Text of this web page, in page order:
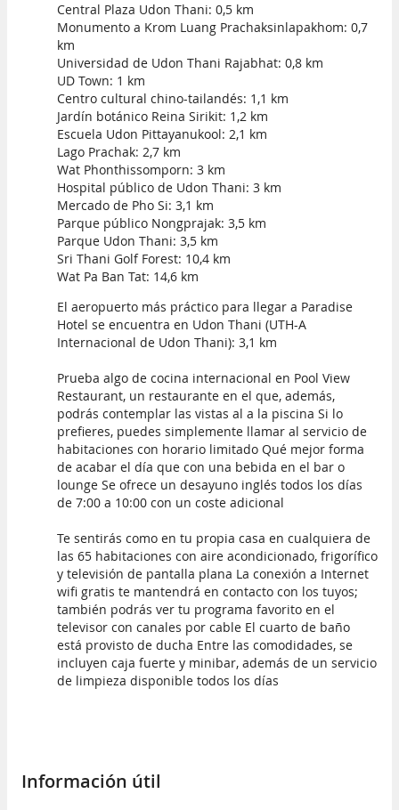
Central Plaza Udon Thani: 0,5 km
Monumento a Krom Luang Prachaksinlapakhom: 0,7
km
Universidad de Udon Thani Rajabhat: 0,8 km
UD Town: 1 km
Centro cultural chino-tailandés: 1,1 km
Jardín botánico Reina Sirikit: 1,2 km
Escuela Udon Pittayanukool: 2,1 km
Lago Prachak: 2,7 km
Wat Phonthissomporn: 3 km
Hospital público de Udon Thani: 3 km
Mercado de Pho Si: 3,1 km
Parque público Nongprajak: 3,5 km
Parque Udon Thani: 3,5 km
Sri Thani Golf Forest: 10,4 km
Wat Pa Ban Tat: 14,6 km
El aeropuerto más práctico para llegar a Paradise
Hotel se encuentra en Udon Thani (UTH-A
Internacional de Udon Thani): 3,1 km
Prueba algo de cocina internacional en Pool View
Restaurant, un restaurante en el que, además,
podrás contemplar las vistas al a la piscina Si lo
prefieres, puedes simplemente llamar al servicio de
habitaciones con horario limitado Qué mejor forma
de acabar el día que con una bebida en el bar o
lounge Se ofrece un desayuno inglés todos los días
de 7:00 a 10:00 con un coste adicional
Te sentirás como en tu propia casa en cualquiera de
las 65 habitaciones con aire acondicionado, frigorífico
y televisión de pantalla plana La conexión a Internet
wifi gratis te mantendrá en contacto con los tuyos;
también podrás ver tu programa favorito en el
televisor con canales por cable El cuarto de baño
está provisto de ducha Entre las comodidades, se
incluyen caja fuerte y minibar, además de un servicio
de limpieza disponible todos los días
Información útil